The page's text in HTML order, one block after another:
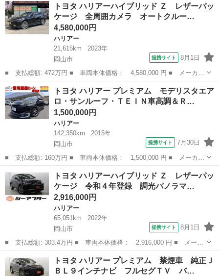
ーパッケージ フルセグ メモリーナビ ミュージックプレイヤー接
続可 バ...
トヨタ ハリアーハイブリッド Ｚ レザーパッ
ケージ 全周囲カメラ オートクルー…
4,580,000円
ハリアー
21,615km
2023年
岡山市
提携サイト 8月1日
■ 支払総額: 472万円 ■ 車両本体価格： 4,580,000 円 ■ メーカー
名： トヨタ ■ 車種名： ハリアーハイブリッド ■ グレード
名： Ｚ レザーパッケージ 全周囲カメラ オートクルーズコント
ロール レーン...
岡山 岡山市 ハリアー
トヨタ ハリアー プレミアム モデリスタエア
ロ・サンルーフ・ＴＥＩＮ車高調＆Ｒ…
1,500,000円
ハリアー
142,350km
2015年
岡山市
提携サイト 7月30日
■ 支払総額: 160万円 ■ 車両本体価格： 1,500,000 円 ■ メーカー
名： トヨタ ■ 車種名： ハリアー ■ グレード名： プレミア
ム モデリスタエアロ・サンルーフ・ＴＥＩＮ車高調＆ＲＸ純正アル
ミ・４本出し...
岡山 ハリアー
トヨタ ハリアーハイブリッド Ｚ レザーパッ
ケージ 令和４年登録 調光パノラマ…
2,916,000円
ハリアー
65,051km
2022年
岡山市
提携サイト 8月1日
■ 支払総額: 303.4万円 ■ 車両本体価格： 2,916,000 円 ■ メーカ
ー名： トヨタ ■ 車種名： ハリアーハイブリッド ■ グレード
名： Ｚ レザーパッケージ 令和４年登録 調光パノラマルーフ
禁煙車 １...
ハリアー
トヨタ ハリアー プレミアム 禁煙車 純正Ｊ
ＢＬ９インチナビ フルセグＴＶ バ…